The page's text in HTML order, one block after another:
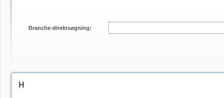
Branche-direktsøgning:
H